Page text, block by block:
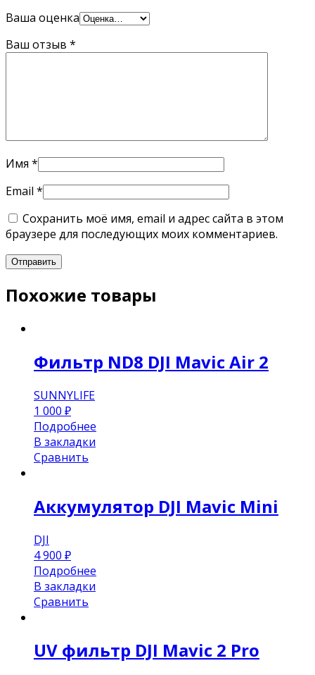
Ваша оценка
Ваш отзыв *
Имя *
Email *
Сохранить моё имя, email и адрес сайта в этом
браузере для последующих моих комментариев.
Похожие товары
Фильтр ND8 DJI Mavic Air 2
SUNNYLIFE
1 000 ₽
Подробнее
В закладки
Сравнить
Аккумулятор DJI Mavic Mini
DJI
4 900 ₽
Подробнее
В закладки
Сравнить
UV фильтр DJI Mavic 2 Pro